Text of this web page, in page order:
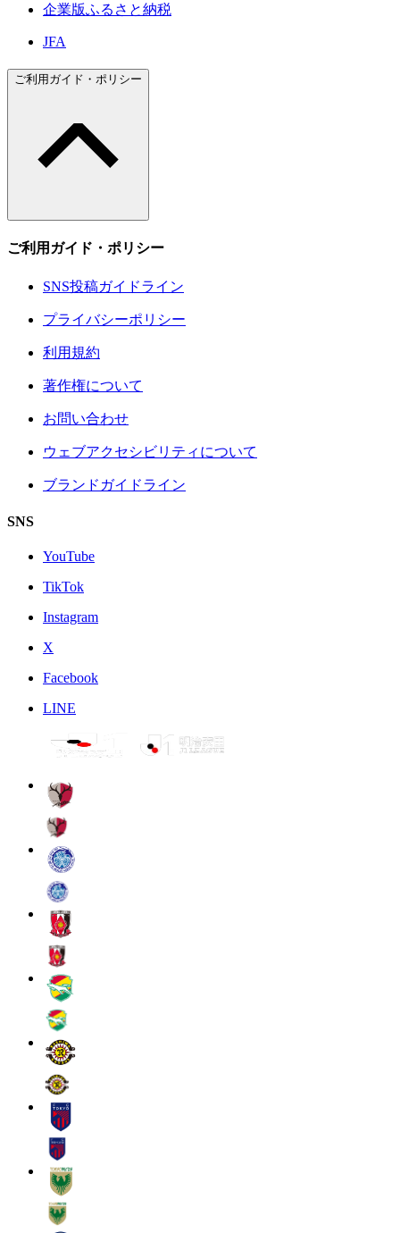
企業版ふるさと納税
JFA
ご利用ガイド・ポリシー
ご利用ガイド・ポリシー
SNS投稿ガイドライン
プライバシーポリシー
利用規約
著作権について
お問い合わせ
ウェブアクセシビリティについて
ブランドガイドライン
SNS
YouTube
TikTok
Instagram
X
Facebook
LINE